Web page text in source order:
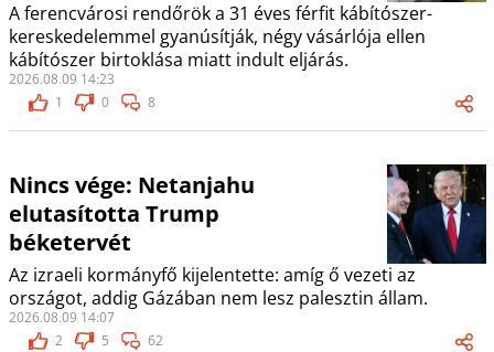
A ferencvárosi rendőrök a 31 éves férfit kábítószer-
kereskedelemmel gyanúsítják, négy vásárlója ellen
kábítószer birtoklása miatt indult eljárás.
2026.08.09 14:23
1
0 8
Nincs vége: Netanjahu
elutasította Trump
béketervét
Az izraeli kormányfő kijelentette: amíg ő vezeti az
országot, addig Gázában nem lesz palesztin állam.
2026.08.09 14:07
2
5 62